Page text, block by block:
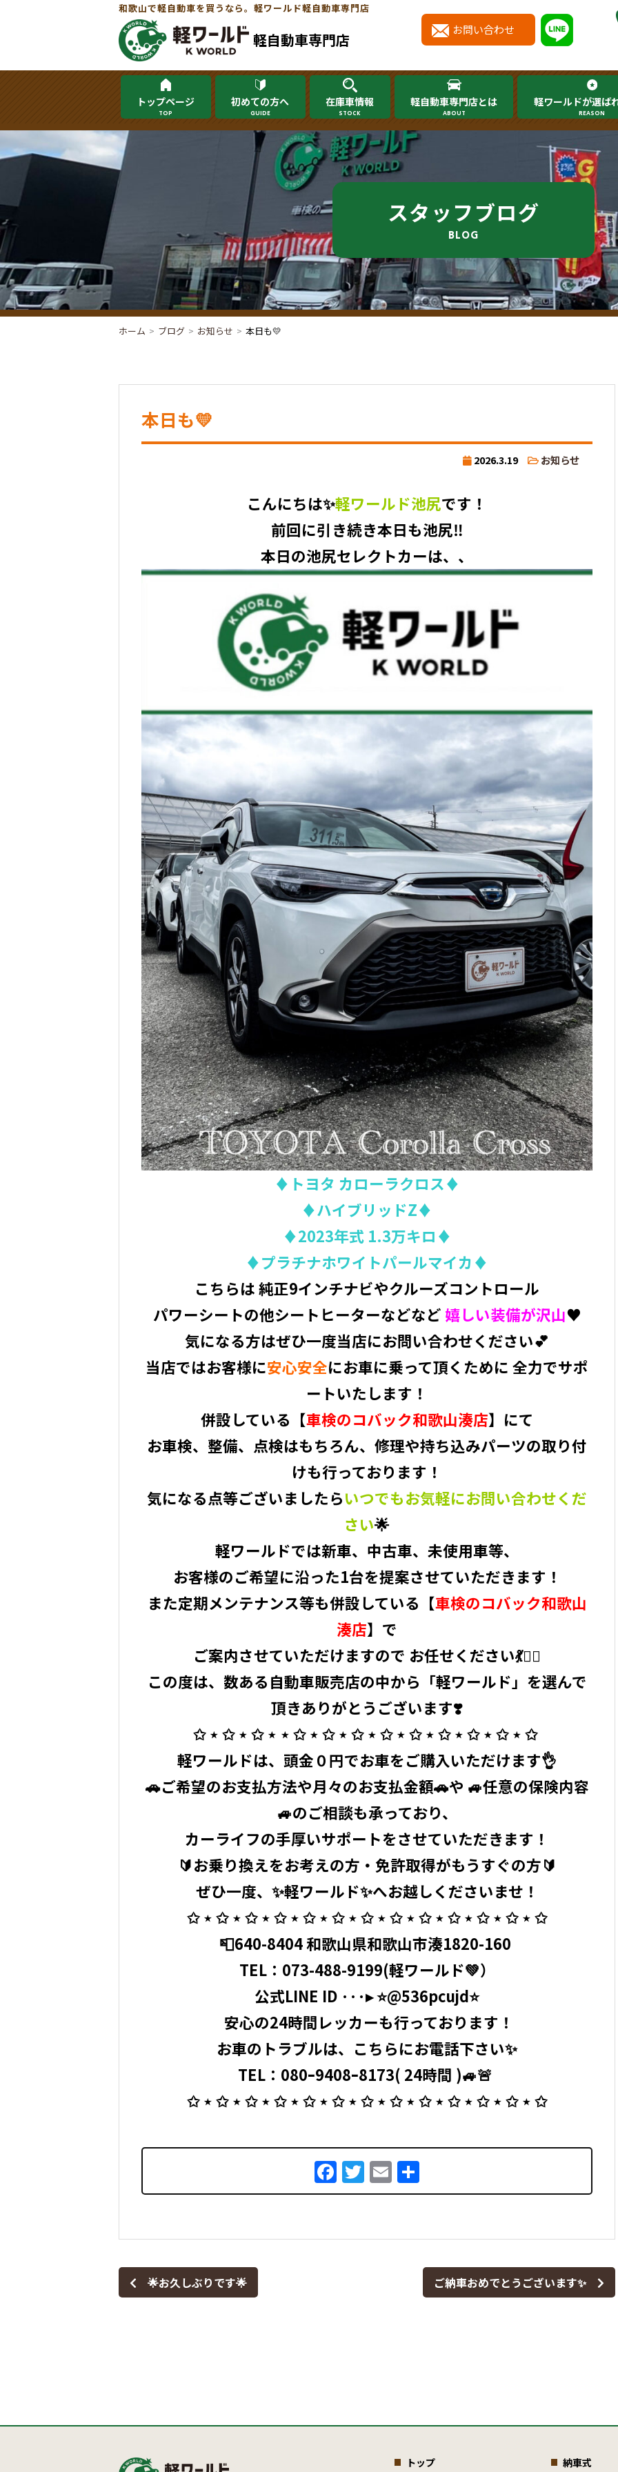
和歌山で軽自動車を買うなら。軽ワールド軽自動車専門店
軽自動車専門店
お問い合わせ
トップページ
TOP
初めての方へ
GUIDE
在庫車情報
STOCK
軽自動車専門店とは
ABOUT
軽ワールドが選ば
REASON
スタッフブログ
BLOG
ホーム ブログ お知らせ 本日も💛
本日も💛
2026.3.19 お知らせ
こんにちは✨軽ワールド池尻です！
前回に引き続き本日も池尻‼️
本日の池尻セレクトカーは、、
♦トヨタ カローラクロス♦
♦ハイブリッドZ♦
♦2023年式 1.3万キロ♦
♦プラチナホワイトパールマイカ♦
こちらは 純正9インチナビやクルーズコントロール
パワーシートの他シートヒーターなどなど 嬉しい装備が沢山♥️
気になる方はぜひ一度当店にお問い合わせください💕
当店ではお客様に安心安全にお車に乗って頂くために 全力でサポ
ートいたします！
併設している【車検のコバック和歌山湊店】にて
お車検、整備、点検はもちろん、修理や持ち込みパーツの取り付
けも行っております！
気になる点等ございましたらいつでもお気軽にお問い合わせくだ
さい🌟
軽ワールドでは新車、中古車、未使用車等、
お客様のご希望に沿った1台を提案させていただきます！
また定期メンテナンス等も併設している【車検のコバック和歌山
湊店】で
ご案内させていただけますので お任せください💃🧞‍♂️
この度は、数ある自動車販売店の中から「軽ワールド」を選んで
頂きありがとうございます❣️
✩ ⋆ ✩ ⋆ ✩ ⋆ ⋆ ✩ ⋆ ✩ ⋆ ✩ ⋆ ✩ ⋆ ✩ ⋆ ✩ ⋆ ✩ ⋆ ✩ ⋆ ✩ ⁡
軽ワールドは、頭金０円でお車をご購入いただけます👌
🚗ご希望のお支払方法や月々のお支払金額🚗や 🚙任意の保険内容
🚙のご相談も承っており、
カーライフの手厚いサポートをさせていただきます！
🔰お乗り換えをお考えの方・免許取得がもうすぐの方🔰
ぜひ一度、✨軽ワールド✨へお越しくださいませ！
⁡ ✩ ⋆ ✩ ⋆ ✩ ⋆ ✩ ⋆ ✩ ⋆ ✩ ⋆ ✩ ⋆ ✩ ⋆ ✩ ⋆ ✩ ⋆ ✩ ⋆ ✩ ⋆ ✩ ⁡
📮640-8404 和歌山県和歌山市湊1820-160 ⁡
TEL： 073-488-9199(軽ワールド💚）
公式LINE ID ···▸ ⭐️@536pcujd⭐️
⁡ 安心の24時間レッカーも行っております！
お車のトラブルは、こちらにお電話下さい✨
TEL：080ｰ9408ｰ8173( 24時間 )🚙🚨 ⁡
✩ ⋆ ✩ ⋆ ✩ ⋆ ✩ ⋆ ✩ ⋆ ✩ ⋆ ✩ ⋆ ✩ ⋆ ✩ ⋆ ✩ ⋆ ✩ ⋆ ✩ ⋆ ✩
Facebook
Twitter
Email
有
🌟お久しぶりです🌟 ご納車おめでとうございます✨
トップ 納車式